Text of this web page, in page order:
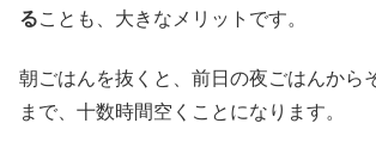
ることも、大きなメリットです。
朝ごはんを抜くと、前日の夜ごはんから
まで、十数時間空くことになります。